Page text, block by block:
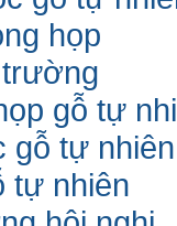
họp
gỗ tự
gỗ tự nhiên
tự nhiên